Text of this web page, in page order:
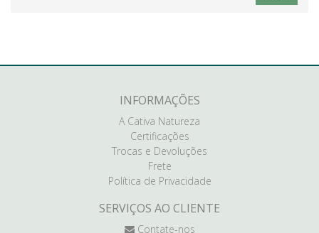
INFORMAÇÕES
A Cativa Natureza
Certificações
Trocas e Devoluções
Frete
Política de Privacidade
SERVIÇOS AO CLIENTE
Contate-nos